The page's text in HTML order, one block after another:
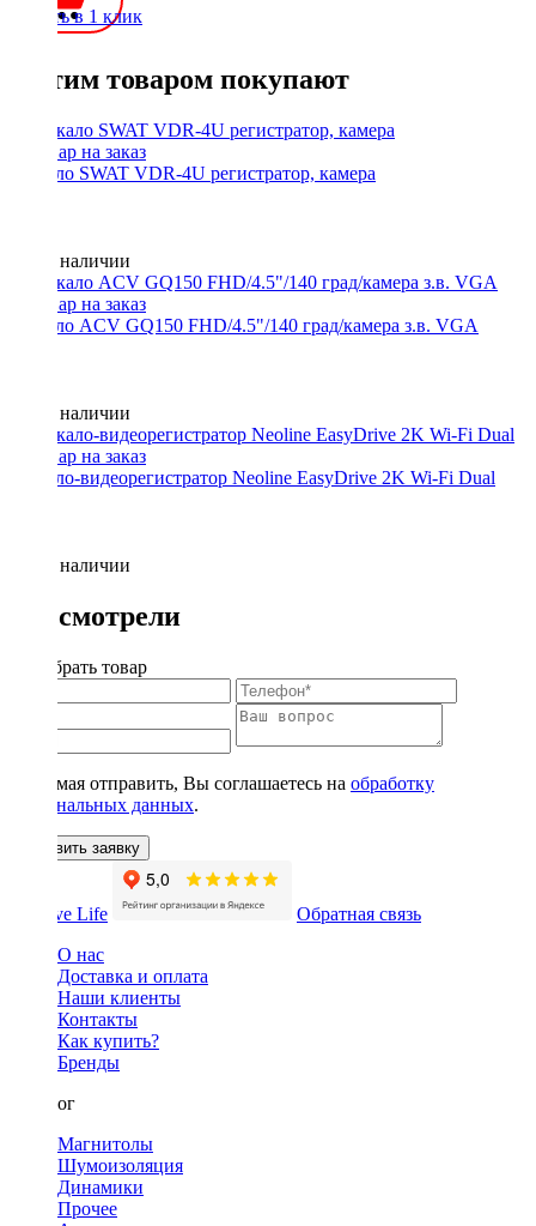
Купить в 1 клик
С этим товаром покупают
Зеркало SWAT VDR-4U регистратор, камера
Нет в наличии
Зеркало ACV GQ150 FHD/4.5"/140 град/камера з.в. VGA
Нет в наличии
Зеркало-видеорегистратор Neoline EasyDrive 2K Wi-Fi Dual
Нет в наличии
Вы смотрели
Подобрать товар
Нажимая отправить, Вы соглашаетесь на обработку
персональных данных.
Оставить заявку
Обратная связь
О нас
Доставка и оплата
Наши клиенты
Контакты
Как купить?
Бренды
Каталог
Магнитолы
Шумоизоляция
Динамики
Прочее